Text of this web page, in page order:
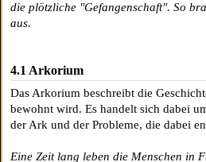
die plötzliche "Gefangenschaft". So
aus.
4.1 Arkorium
Das Arkorium beschreibt die
bewohnt wird. Es handelt sich dabei
der Ark und der Probleme, die dabei
Eine Zeit lang leben die Menschen in